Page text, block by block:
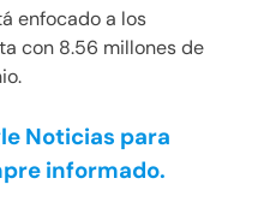
enfocado a los
con 8.56 millones de
Noticias para
informado.